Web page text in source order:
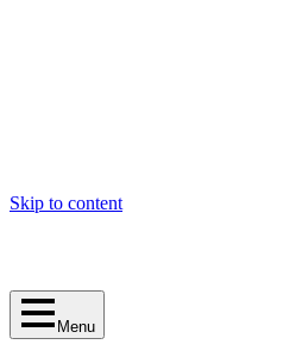
Skip to content
Menu